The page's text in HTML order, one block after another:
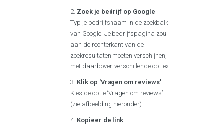
Zoek je bedrijf op Google
Typ je bedrijfsnaam in de zoekbalk
van Google. Je bedrijfspagina zou
aan de rechterkant van de
zoekresultaten moeten verschijnen,
met daarboven verschillende opties.
Klik op 'Vragen om reviews'
Kies de optie ‘Vragen om reviews’
(zie afbeelding hieronder).
Kopieer de link